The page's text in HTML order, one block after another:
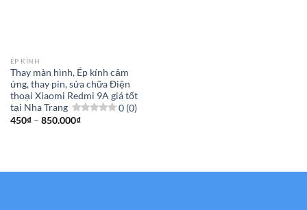
ÉP KÍNH
Thay màn hình, Ép kính cảm
ứng, thay pin, sửa chữa Điện
thoại Xiaomi Redmi 9A giá tốt
tại Nha Trang
0 (0)
450₫ – 850.000₫Khoảng